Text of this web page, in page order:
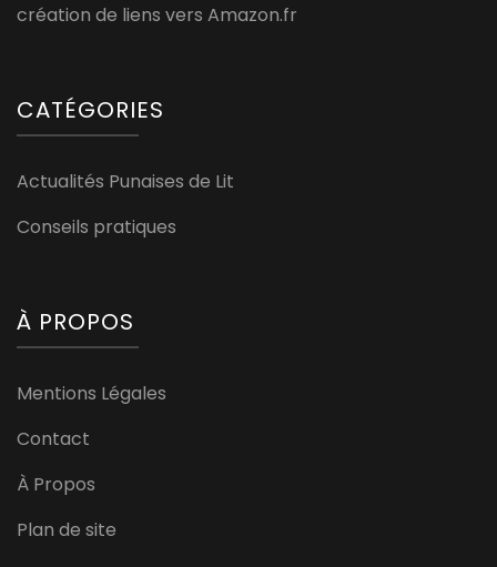
création de liens vers Amazon.fr
CATÉGORIES
Actualités Punaises de Lit
Conseils pratiques
À PROPOS
Mentions Légales
Contact
À Propos
Plan de site